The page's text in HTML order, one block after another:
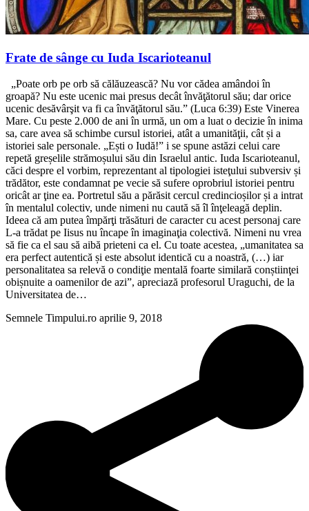
Frate de sânge cu Iuda Iscarioteanul
„Poate orb pe orb să călăuzească? Nu vor cădea amândoi în
groapă? Nu este ucenic mai presus decât învăţătorul său; dar orice
ucenic desăvârşit va fi ca învăţătorul său.” (Luca 6:39) Este Vinerea
Mare. Cu peste 2.000 de ani în urmă, un om a luat o decizie în inima
sa, care avea să schimbe cursul istoriei, atât a umanităţii, cât și a
istoriei sale personale. „Ești o Iudă!” i se spune astăzi celui care
repetă greșelile strămoșului său din Israelul antic. Iuda Iscarioteanul,
căci despre el vorbim, reprezentant al tipologiei isteţului subversiv și
trădător, este condamnat pe vecie să sufere oprobriul istoriei pentru
oricât ar ţine ea. Portretul său a părăsit cercul credincioșilor și a intrat
în mentalul colectiv, unde nimeni nu caută să îl înţeleagă deplin.
Ideea că am putea împărţi trăsături de caracter cu acest personaj care
L-a trădat pe Iisus nu încape în imaginaţia colectivă. Nimeni nu vrea
să fie ca el sau să aibă prieteni ca el. Cu toate acestea, „umanitatea sa
era perfect autentică și este absolut identică cu a noastră, (…) iar
personalitatea sa relevă o condiţie mentală foarte similară conștiinţei
obișnuite a oamenilor de azi”, apreciază profesorul Uraguchi, de la
Universitatea de…
Semnele Timpului.ro aprilie 9, 2018